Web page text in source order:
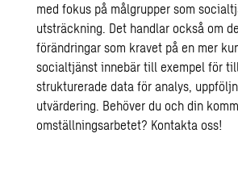
med fokus på målgrupper som
utsträckning. Det handlar också om
förändringar som kravet på en mer
socialtjänst innebär till exempel för
strukturerade data för analys,
utvärdering. Behöver du och din
omställningsarbetet? Kontakta oss!